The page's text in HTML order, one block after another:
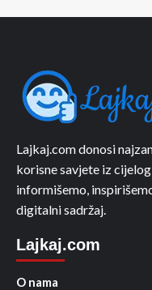
Lajkaj.com donosi
korisne savjete iz
informišemo,
digitalni sadržaj.
Lajkaj.com
O nama